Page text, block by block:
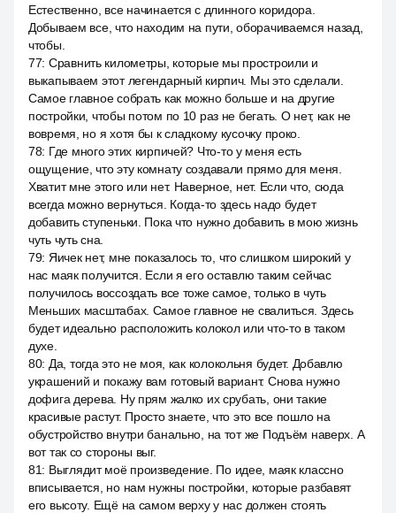
Естественно, все начинается с длинного коридора.
Добываем все, что находим на пути, оборачиваемся назад,
чтобы.
77: Сравнить километры, которые мы простроили и
выкапываем этот легендарный кирпич. Мы это сделали.
Самое главное собрать как можно больше и на другие
постройки, чтобы потом по 10 раз не бегать. О нет, как не
вовремя, но я хотя бы к сладкому кусочку проко.
78: Где много этих кирпичей? Что-то у меня есть
ощущение, что эту комнату создавали прямо для меня.
Хватит мне этого или нет. Наверное, нет. Если что, сюда
всегда можно вернуться. Когда-то здесь надо будет
добавить ступеньки. Пока что нужно добавить в мою жизнь
чуть чуть сна.
79: Яичек нет, мне показалось то, что слишком широкий у
нас маяк получится. Если я его оставлю таким сейчас
получилось воссоздать все тоже самое, только в чуть
Меньших масштабах. Самое главное не свалиться. Здесь
будет идеально расположить колокол или что-то в таком
духе.
80: Да, тогда это не моя, как колокольня будет. Добавлю
украшений и покажу вам готовый вариант. Снова нужно
дофига дерева. Ну прям жалко их срубать, они такие
красивые растут. Просто знаете, что это все пошло на
обустройство внутри банально, на тот же Подъём наверх. А
вот так со стороны выг.
81: Выглядит моё произведение. По идее, маяк классно
вписывается, но нам нужны постройки, которые разбавят
его высоту. Ещё на самом верху у нас должен стоять